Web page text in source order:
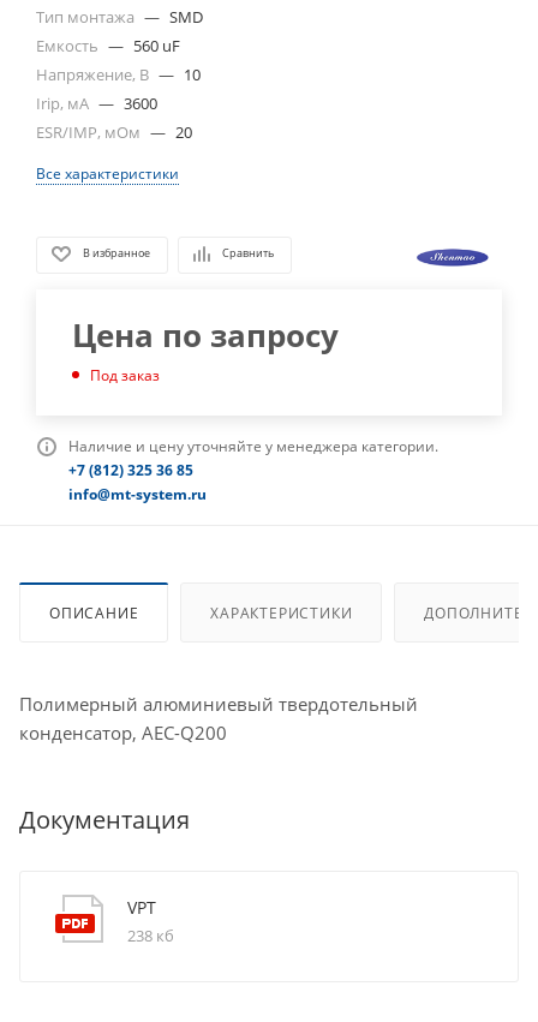
Тип монтажа — SMD
Емкость — 560 uF
Напряжение, В — 10
Irip, мА — 3600
ESR/IMP, мОм — 20
Все характеристики
В избранное Сравнить
Цена по запросу
Под заказ
Наличие и цену уточняйте у менеджера категории.
+7 (812) 325 36 85
info@mt-system.ru
ОПИСАНИЕ ХАРАКТЕРИСТИКИ
Полимерный алюминиевый твердотельный
конденсатор, AEC-Q200
Документация
VPT
238 кб